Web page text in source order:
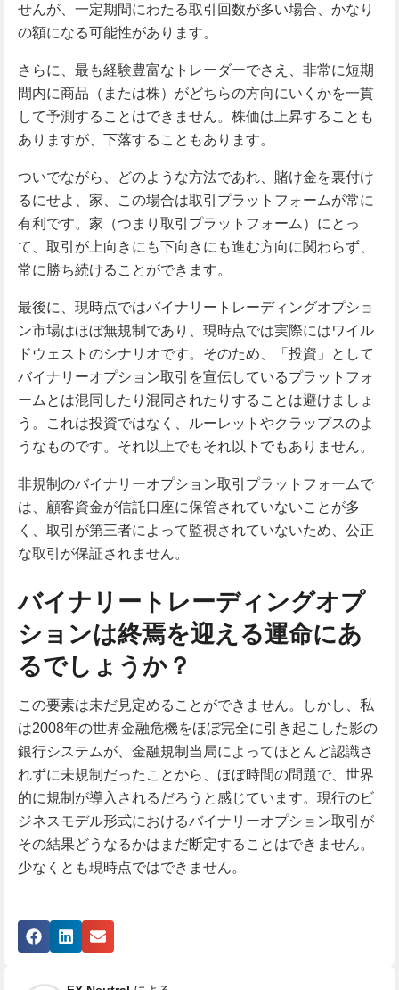
せんが、一定期間にわたる取引回数が多い場合、かなり
の額になる可能性があります。
さらに、最も経験豊富なトレーダーでさえ、非常に短期
間内に商品（または株）がどちらの方向にいくかを一貫
して予測することはできません。株価は上昇することも
ありますが、下落することもあります。
ついでながら、どのような方法であれ、賭け金を裏付け
るにせよ、家、この場合は取引プラットフォームが常に
有利です。家（つまり取引プラットフォーム）にとっ
て、取引が上向きにも下向きにも進む方向に関わらず、
常に勝ち続けることができます。
最後に、現時点ではバイナリートレーディングオプショ
ン市場はほぼ無規制であり、現時点では実際にはワイル
ドウェストのシナリオです。そのため、「投資」として
バイナリーオプション取引を宣伝しているプラットフォ
ームとは混同したり混同されたりすることは避けましょ
う。これは投資ではなく、ルーレットやクラップスのよ
うなものです。それ以上でもそれ以下でもありません。
非規制のバイナリーオプション取引プラットフォームで
は、顧客資金が信託口座に保管されていないことが多
く、取引が第三者によって監視されていないため、公正
な取引が保証されません。
バイナリートレーディングオプ
ションは終焉を迎える運命にあ
るでしょうか？
この要素は未だ見定めることができません。しかし、私
は2008年の世界金融危機をほぼ完全に引き起こした影の
銀行システムが、金融規制当局によってほとんど認識さ
れずに未規制だったことから、ほぼ時間の問題で、世界
的に規制が導入されるだろうと感じています。現行のビ
ジネスモデル形式におけるバイナリーオプション取引が
その結果どうなるかはまだ断定することはできません。
少なくとも現時点ではできません。